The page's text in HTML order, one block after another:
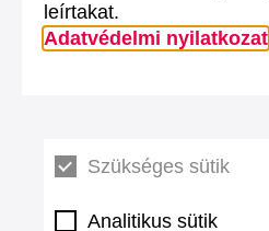
leírtakat.
Adatvédelmi nyilatkozat
Szükséges sütik
Analitikus sütik